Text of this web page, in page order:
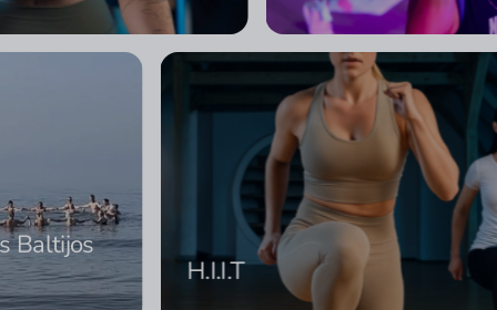
Baltijos
H.I.I.T